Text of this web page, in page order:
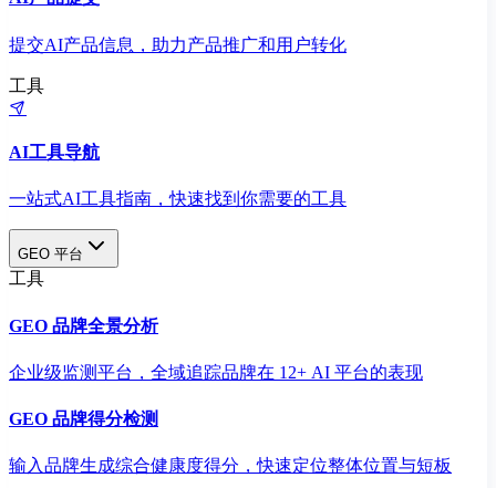
提交AI产品信息，助力产品推广和用户转化
工具
AI工具导航
一站式AI工具指南，快速找到你需要的工具
GEO 平台
工具
GEO 品牌全景分析
企业级监测平台，全域追踪品牌在 12+ AI 平台的表现
GEO 品牌得分检测
输入品牌生成综合健康度得分，快速定位整体位置与短板